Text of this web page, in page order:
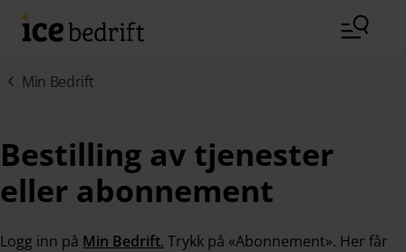
Hopp til hovedinnhold (Trykk Enter)
Min Bedrift
Bestilling av tjenester
eller abonnement
Logg inn på Min Bedrift. Trykk på «Abonnement». Her får